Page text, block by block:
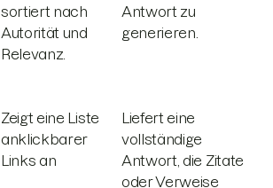
sortiert nach
Autorität und
Relevanz.
Antwort zu
generieren.
Zeigt eine Liste
anklickbarer
Links an
Liefert eine
vollständige
Antwort, die Zitate
oder Verweise